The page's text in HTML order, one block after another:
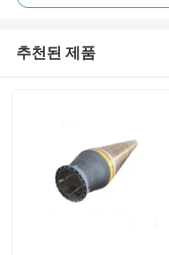
추천된 제품